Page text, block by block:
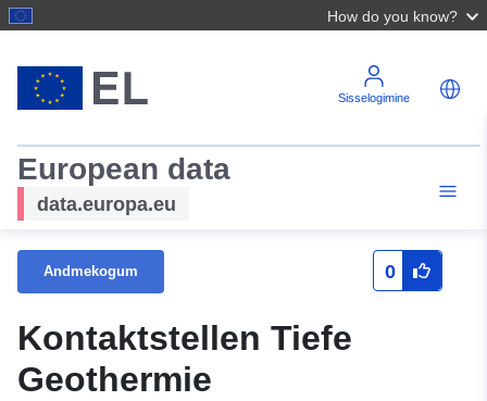
How do you know?
Sisselogimine
European data
data.europa.eu
Andmekogum 0
Kontaktstellen Tiefe
Geothermie